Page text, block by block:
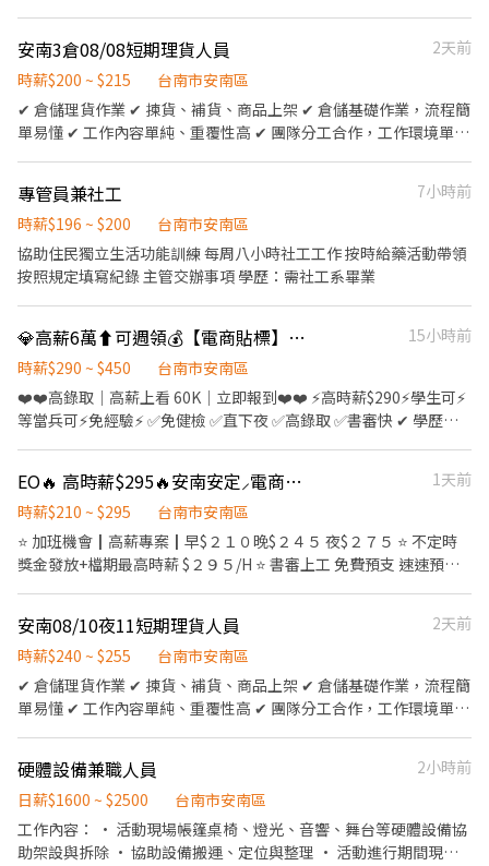
17:00,工作時間約8小時 💰 薪資待遇： 日報酬2100元 📞 聯絡方式：
市話：04-22062202 ❌無兼職 ❌無兼職 ❌無兼職
安南3倉08/08短期理貨人員
2天前
時薪$200 ~ $215
台南市安南區
✔ 倉儲理貨作業 ✔ 揀貨、補貨、商品上架 ✔ 倉儲基礎作業，流程簡
單易懂 ✔ 工作內容單純、重覆性高 ✔ 團隊分工合作，工作環境單純
專管員兼社工
7小時前
時薪$196 ~ $200
台南市安南區
協助住民獨立生活功能訓練 每周八小時社工工作 按時給藥活動帶領
按照規定填寫紀錄 主管交辦事項 學歷：需社工系畢業
💎高薪6萬⬆️可週領💰【電商貼標】彈性加班▸班別多▸免經驗高錄取
15小時前
時薪$290 ~ $450
台南市安南區
❤️❤️高錄取｜高薪上看 60K｜立即報到❤️❤️ ⚡高時薪$290⚡學生可⚡
等當兵可⚡免經驗⚡️ ✅免健檢 ✅直下夜 ✅高錄取 ✅書審快 ✔ 學歷經
友➔ https://lin.ee/2etEKAh 【工作地點】 安南原倉 - 台南市安南
區新吉一路 (新吉工業區) 安南三倉－台南市安定區安新二路(近新吉
工業區) 【工作內容】倉儲進出貨、訂單物流管理、理貨、貼標、刷
條碼、撿貨 【休息時間】用餐1小時 【休假制度】月排休8-10天
$48,000 ᴜᴘ 🟠 安南一晚班：16:00-01:00〔 245～265/ H 含津貼 〕
安南三晚班：17:00-02:00 ▶️ 薪約 $43,120 配合加班 $56,000 ᴜᴘ ⚫️
00:00-09:00 ▶️薪約 $47,520 配合加班 $60,000
EO🔥 高時薪$295🔥安南安定⸝電商理貨員【固定班不輪班⸝速速上工】
1天前
時薪$210 ~ $295
台南市安南區
⭐ 加班機會┃高薪專案┃早$２１０晚$２４５ 夜$２７５ ⭐ 不定時
獎金發放+檔期最高時薪 $２９５/H ⭐ 書審上工 免費預支 速速預約 -
薪⭐可借支⭐ - 【薪資時間】 ▸早班 08:00-17:00➪ 配合加班約領
【$５０K】 ▸晚班 17:00-02:00➪ 配合加班約領【$６４K】 ▸大夜班
22:00-07:00 / 23:00-08:00➪ 配合加班約領【$7６K】 ‼️ 另有【周休
六日】大夜班缺額 ⭕加班依照勞基法 - ✉ 快速應徵連結：
安南08/10夜11短期理貨人員
2天前
時薪$240 ~ $255
台南市安南區
✔ 倉儲理貨作業 ✔ 揀貨、補貨、商品上架 ✔ 倉儲基礎作業，流程簡
單易懂 ✔ 工作內容單純、重覆性高 ✔ 團隊分工合作，工作環境單純
硬體設備兼職人員
2小時前
日薪$1600 ~ $2500
台南市安南區
工作內容： • 活動現場帳篷桌椅、燈光、音響、舞台等硬體設備協
助架設與拆除 • 協助設備搬運、定位與整理 • 活動進行期間現場